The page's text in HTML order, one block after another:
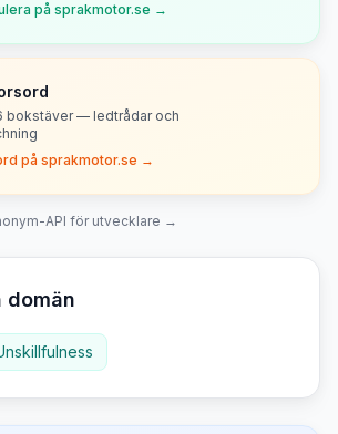
på sprakmotor.se →
bokstäver — ledtrådar och
på sprakmotor.se →
API för utvecklare →
domän